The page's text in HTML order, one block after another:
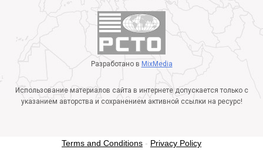
Разработано в MixMedia
Использование материалов сайта в интернете допускается только с
указанием авторства и сохранением активной ссылки на ресурс!
Terms and Conditions - Privacy Policy